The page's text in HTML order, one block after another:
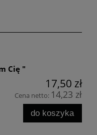
Cię "
17,50 zł
Cena netto: 14,23 zł
do koszyka